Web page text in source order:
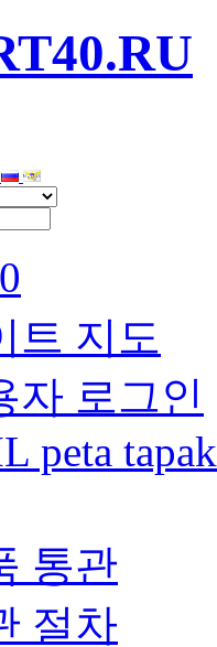
트 지도
자 로그인
peta tapak
통관
절차